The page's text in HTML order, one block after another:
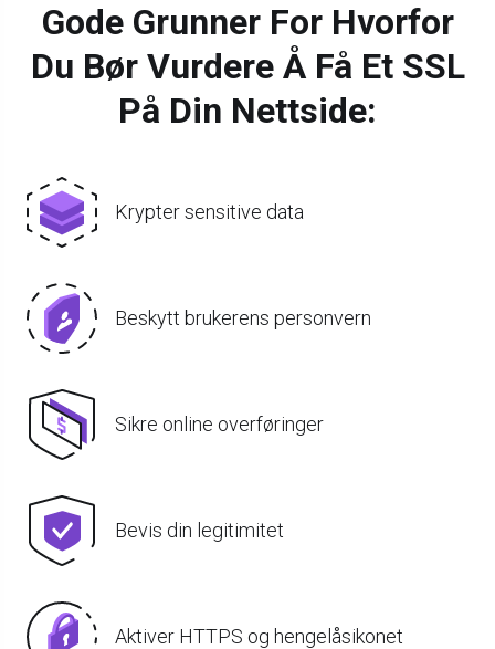
Gode Grunner For Hvorfor
Du Bør Vurdere Å Få Et SSL
På Din Nettside:
Krypter sensitive data
Beskytt brukerens personvern
Sikre online overføringer
Bevis din legitimitet
Aktiver HTTPS og hengelåsikonet